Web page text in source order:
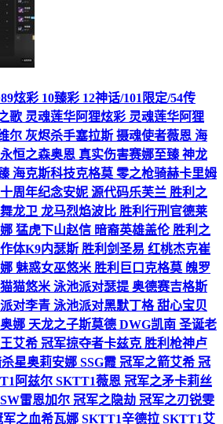
炫彩 10臻彩 12神话/101限定/54传
歌 灵魂莲华阿狸炫彩 灵魂莲华阿狸
尔 灰烬杀手塞拉斯 摄魂使者薇恩 海
恒之森奥恩 真实伤害赛娜至臻 神龙
海克斯科技克格莫 零之枪骑赫卡里姆
周年纪念安妮 源代码乐芙兰 胜利之
龙卫 龙马烈焰波比 胜利行刑官德莱
猛虎下山赵信 暗裔英雄盖伦 胜利之
体K9内瑟斯 胜利剑圣易 红桃杰克崔
魅惑女巫悠米 胜利巨口克格莫 魄罗
猫悠米 泳池派对瑟提 奥德赛吉格斯
对李青 泳池派对黑默丁格 甜心宝贝
娜 天龙之子斯莫德 DWG凯南 圣诞老
艾希 冠军掠夺者卡兹克 胜利枪神卢
星奥莉安娜 SSG霞 冠军之箭艾希 冠
阿兹尔 SKTT1薇恩 冠军之矛卡莉丝
雷恩加尔 冠军之隐劫 冠军之刃锐雯
军之血希瓦娜 SKTT1辛德拉 SKTT1艾